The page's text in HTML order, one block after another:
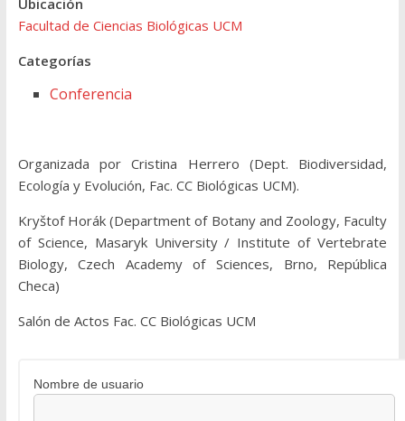
Ubicación
Facultad de Ciencias Biológicas UCM
Categorías
Conferencia
Organizada por Cristina Herrero (Dept. Biodiversidad,
Ecología y Evolución, Fac. CC Biológicas UCM).
Kryštof Horák (Department of Botany and Zoology, Faculty
of Science, Masaryk University / Institute of Vertebrate
Biology, Czech Academy of Sciences, Brno, República
Checa)
Salón de Actos Fac. CC Biológicas UCM
Nombre de usuario